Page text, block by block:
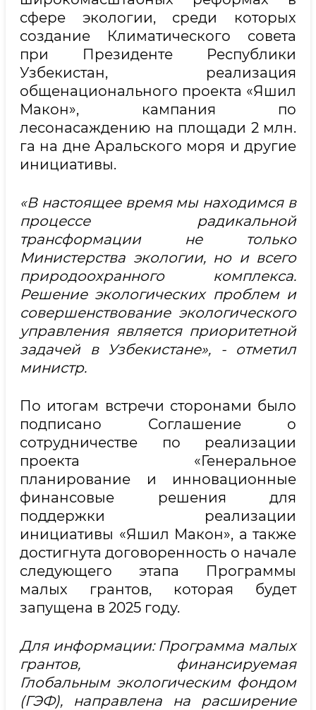
сфере экологии, среди которых
создание Климатического совета
при Президенте Республики
Узбекистан, реализация
общенационального проекта «Яшил
Макон», кампания по
лесонасаждению на площади 2 млн.
га на дне Аральского моря и другие
инициативы.
«В настоящее время мы находимся в
процессе радикальной
трансформации не только
Министерства экологии, но и всего
природоохранного комплекса.
Решение экологических проблем и
совершенствование экологического
управления является приоритетной
задачей в Узбекистане», - отметил
министр.
По итогам встречи сторонами было
подписано Соглашение о
сотрудничестве по реализации
проекта «Генеральное
планирование и инновационные
финансовые решения для
поддержки реализации
инициативы «Яшил Макон», а также
достигнута договоренность о начале
следующего этапа Программы
малых грантов, которая будет
запущена в 2025 году.
Для информации: Программа малых
грантов, финансируемая
Глобальным экологическим фондом
(ГЭФ), направлена на расширение